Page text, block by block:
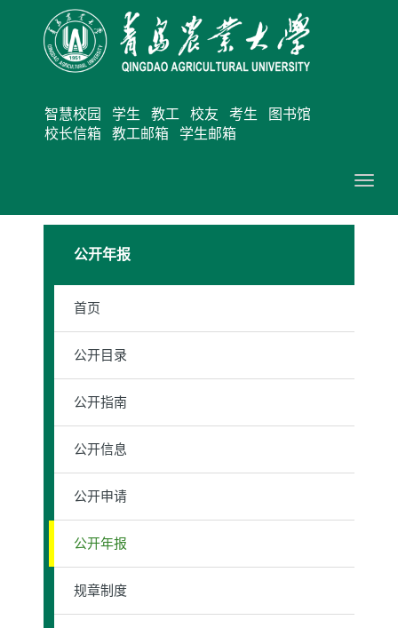
智慧校园 学生 教工 校友 考生
图书馆
校长信箱
教工邮箱 学生邮箱
切
换
公开年报
首页
公开目录
公开指南
公开信息
公开申请
公开年报
规章制度